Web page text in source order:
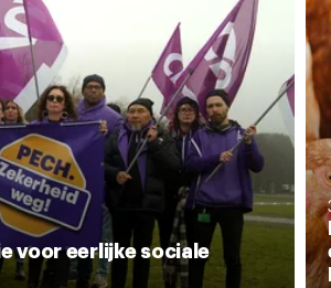
voor eerlijke sociale